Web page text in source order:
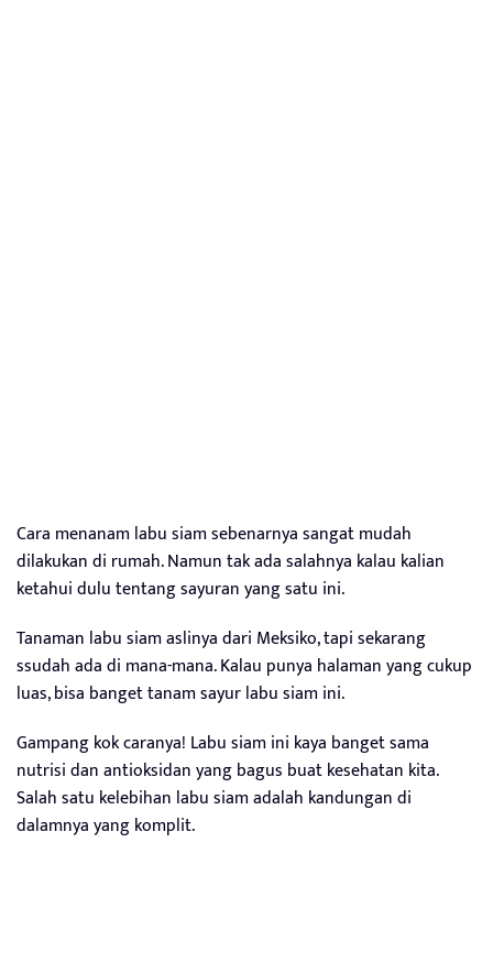
Cara menanam labu siam sebenarnya sangat mudah
dilakukan di rumah. Namun tak ada salahnya kalau kalian
ketahui dulu tentang sayuran yang satu ini.
Tanaman labu siam aslinya dari Meksiko, tapi sekarang
ssudah ada di mana-mana. Kalau punya halaman yang cukup
luas, bisa banget tanam sayur labu siam ini.
Gampang kok caranya! Labu siam ini kaya banget sama
nutrisi dan antioksidan yang bagus buat kesehatan kita.
Salah satu kelebihan labu siam adalah kandungan di
dalamnya yang komplit.